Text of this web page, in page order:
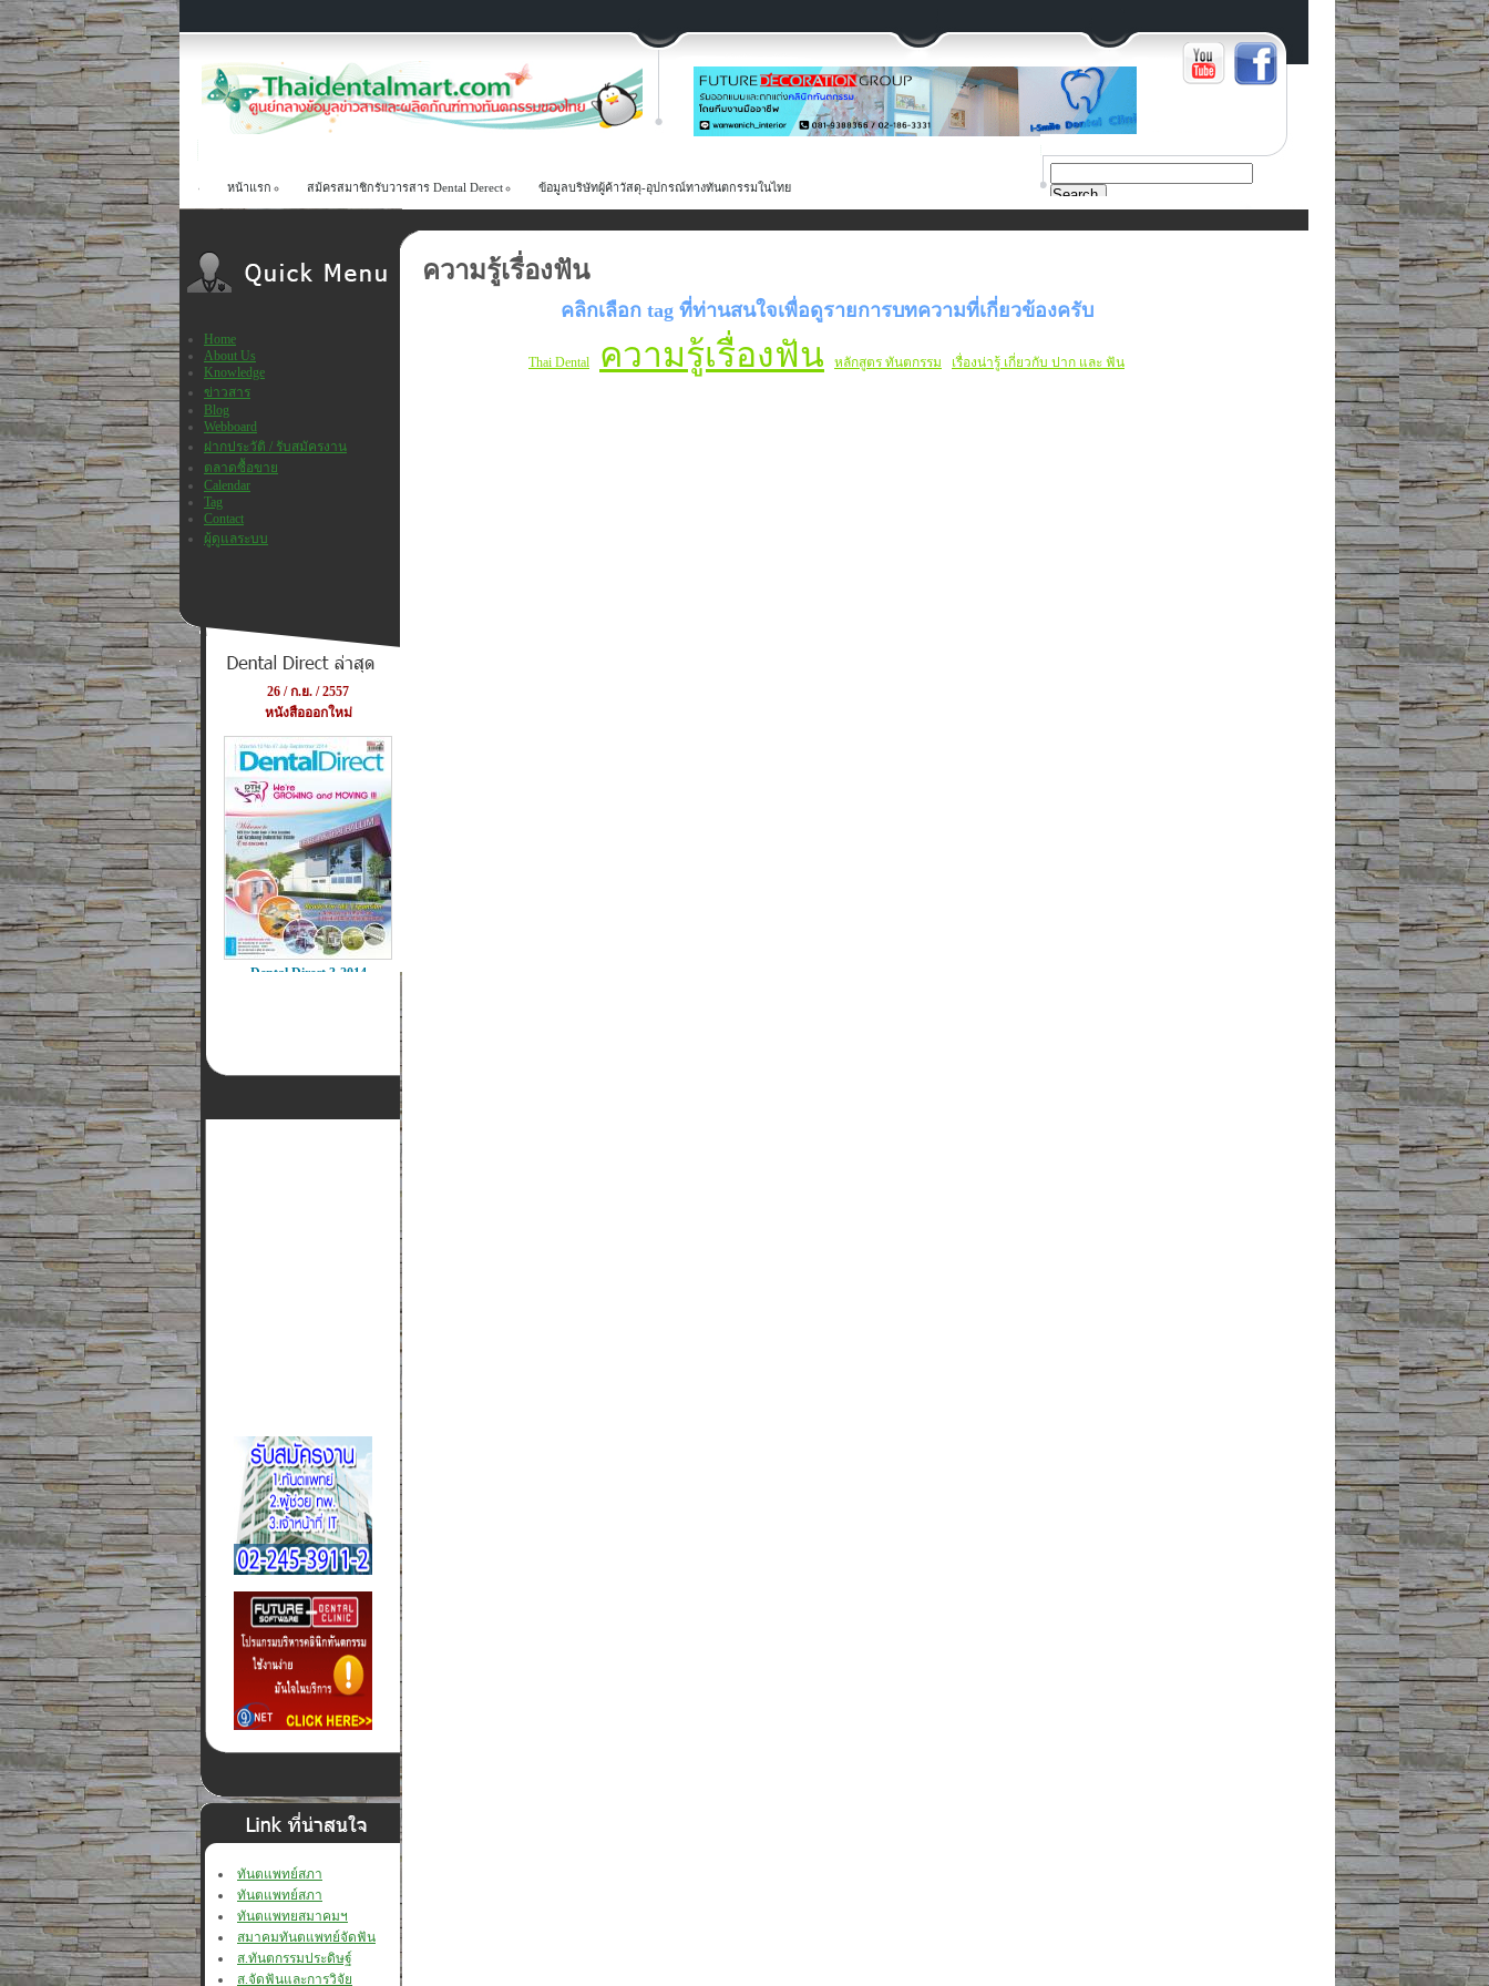
หน้าแรก สม้ครสมาชิกรับวารสาร Dental Derect ข้อมูลบริษัทผู้ค้าวัสดุ-อุปกรณ์ทางทันตกรรมในไทย Search
Home
About Us
Knowledge
ข่าวสาร
Blog
Webboard
ฝากประวัติ / รับสมัครงาน
ตลาดซื้อขาย
Calendar
Tag
Contact
ผู้ดูแลระบบ
ทันตแพทย์สภา
ทันตแพทย์สภา
ทันตแพทยสมาคมฯ
สมาคมทันตแพทย์จัดฟัน
ส.ทันตกรรมประดิษฐ์
ส.จัดฟันและการวิจัย
ความรู้เรื่องฟัน
คลิกเลือก tag ที่ท่านสนใจเพื่อดูรายการบทความที่เกี่ยวข้องครับ
Thai Dental ความรู้เรื่องฟัน หลักสูตร ทันตกรรม เรื่องน่ารู้ เกี่ยวกับ ปาก และ ฟัน